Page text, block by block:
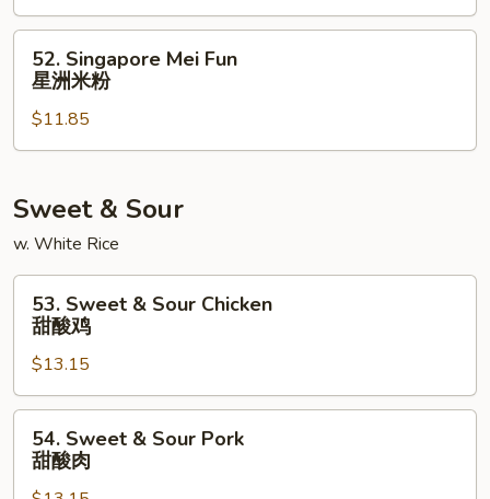
Fun
本
Singapore
Mei
Fun
星
米
52. Singapore Mei Fun
星洲米粉
$11.85
Sweet & Sour
w. White Rice
Sweet
Sour
Chicken
甜
53. Sweet & Sour Chicken
甜酸鸡
$13.15
Sweet
54. Sweet & Sour Pork
甜酸肉